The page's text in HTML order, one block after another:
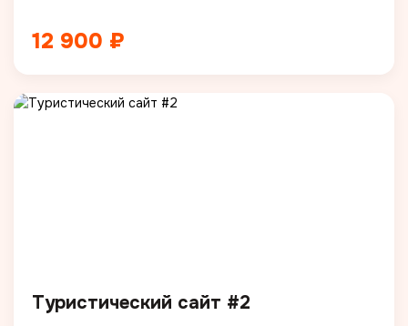
12 900 ₽
Туристический сайт #2